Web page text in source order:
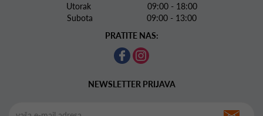
Utorak 09:00 - 18:00
Subota 09:00 - 13:00
PRATITE NAS:
NEWSLETTER PRIJAVA